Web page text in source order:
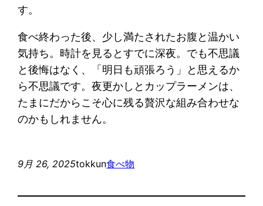
す。
食べ終わった後、少し満たされたお腹と温かい
気持ち。時計を見るとすでに深夜。でも不思議
と後悔はなく、「明日も頑張ろう」と思えるか
ら不思議です。夜更かしとカップラーメンは、
たまにだからこそ心に残る贅沢な組み合わせな
のかもしれません。
9月 26, 2025tokkun食べ物